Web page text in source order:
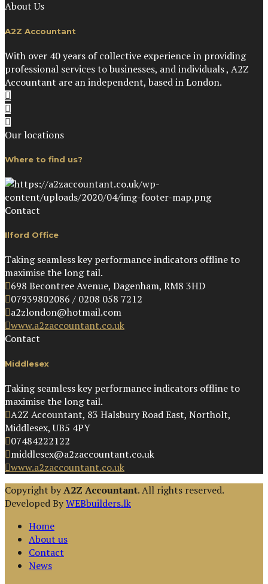
About Us
A2Z Accountant
With over 40 years of collective experience in providing
professional services to businesses, and individuals , A2Z
Accountant are an independent, based in London.
Our locations
Where to find us?
Contact
Ilford Office
Taking seamless key performance indicators offline to
maximise the long tail.
698 Becontree Avenue, Dagenham, RM8 3HD
07939802086 / 0208 058 7212
a2zlondon@hotmail.com
www.a2zaccountant.co.uk
Contact
Middlesex
Taking seamless key performance indicators offline to
maximise the long tail.
A2Z Accountant, 83 Halsbury Road East, Northolt,
Middlesex, UB5 4PY
07484222122
middlesex@a2zaccountant.co.uk
www.a2zaccountant.co.uk
Copyright byA2Z Accountant. All rights reserved.
Developed ByWEBbuilders.lk
Home
About us
Contact
News